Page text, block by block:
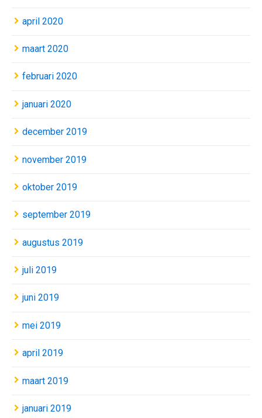
april 2020
maart 2020
februari 2020
januari 2020
december 2019
november 2019
oktober 2019
september 2019
augustus 2019
juli 2019
juni 2019
mei 2019
april 2019
maart 2019
januari 2019